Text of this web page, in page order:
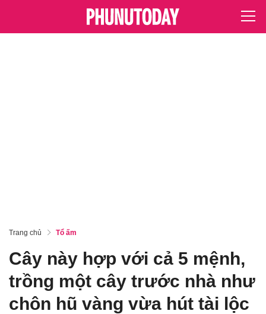
Trang chủ Tổ ấm
Cây này hợp với cả 5 mệnh,
trồng một cây trước nhà như
chôn hũ vàng vừa hút tài lộc